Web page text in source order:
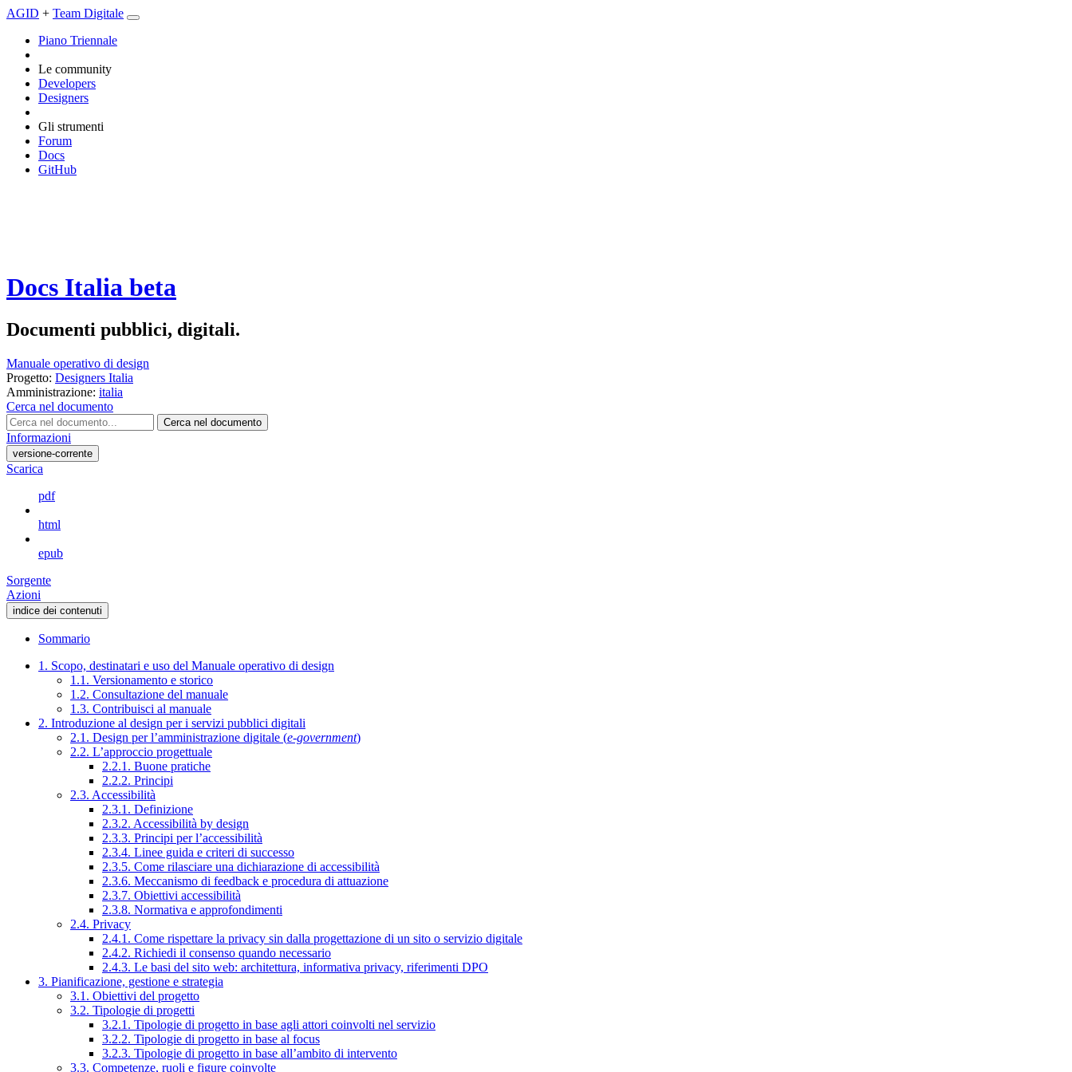
AGID + Team Digitale
Piano Triennale
Le community
Developers
Designers
Gli strumenti
Forum
Docs
GitHub
Docs Italia beta
Documenti pubblici, digitali.
Manuale operativo di design
Progetto: Designers Italia
Amministrazione: italia
Cerca nel documento
Cerca nel documento
Informazioni
versione-corrente
Scarica
pdf
html
epub
Sorgente
Azioni
indice dei contenuti
Sommario
1. Scopo, destinatari e uso del Manuale operativo di design
1.1. Versionamento e storico
1.2. Consultazione del manuale
1.3. Contribuisci al manuale
2. Introduzione al design per i servizi pubblici digitali
2.1. Design per l’amministrazione digitale (e-government)
2.2. L’approccio progettuale
2.2.1. Buone pratiche
2.2.2. Principi
2.3. Accessibilità
2.3.1. Definizione
2.3.2. Accessibilità by design
2.3.3. Principi per l’accessibilità
2.3.4. Linee guida e criteri di successo
2.3.5. Come rilasciare una dichiarazione di accessibilità
2.3.6. Meccanismo di feedback e procedura di attuazione
2.3.7. Obiettivi accessibilità
2.3.8. Normativa e approfondimenti
2.4. Privacy
2.4.1. Come rispettare la privacy sin dalla progettazione di un sito o servizio digitale
2.4.2. Richiedi il consenso quando necessario
2.4.3. Le basi del sito web: architettura, informativa privacy, riferimenti DPO
3. Pianificazione, gestione e strategia
3.1. Obiettivi del progetto
3.2. Tipologie di progetti
3.2.1. Tipologie di progetto in base agli attori coinvolti nel servizio
3.2.2. Tipologie di progetto in base al focus
3.2.3. Tipologie di progetto in base all’ambito di intervento
3.3. Competenze, ruoli e figure coinvolte